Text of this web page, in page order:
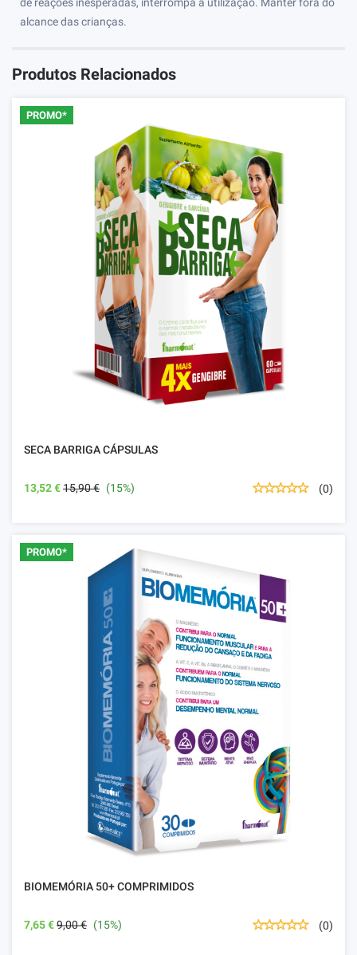
alcance das crianças.
Produtos Relacionados
PROMO*
SECA BARRIGA CÁPSULAS
13,52 €15,90 € (15%) (0)
PROMO*
BIOMEMÓRIA 50+ COMPRIMIDOS
7,65 €9,00 € (15%) (0)